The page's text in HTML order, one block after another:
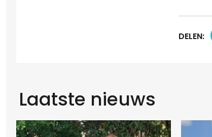
DELEN:
Laatste nieuws